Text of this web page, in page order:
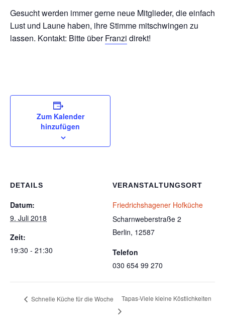
Gesucht werden immer gerne neue Mitglieder, die einfach
Lust und Laune haben, ihre Stimme mitschwingen zu
lassen. Kontakt: Bitte überFranzi direkt!
Zum Kalender
hinzufügen
DETAILS
Datum:
9. Juli 2018
Zeit:
19:30 - 21:30
VERANSTALTUNGSORT
Friedrichshagener Hofküche
Scharnweberstraße 2
Berlin, 12587
Telefon
030 654 99 270
Schnelle Küche für die Woche Tapas-Viele kleine Köstlichkeiten